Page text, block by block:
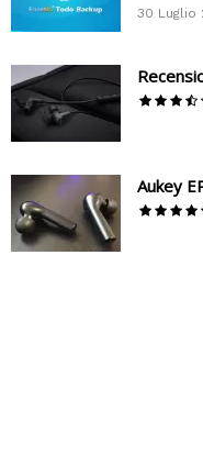
30 Luglio
Aukey